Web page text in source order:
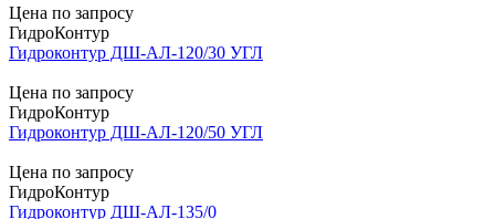
Цена по запросу
ГидроКонтур
Гидроконтур ДШ-АЛ-120/30 УГЛ
Цена по запросу
ГидроКонтур
Гидроконтур ДШ-АЛ-120/50 УГЛ
Цена по запросу
ГидроКонтур
Гидроконтур ДШ-АЛ-135/0